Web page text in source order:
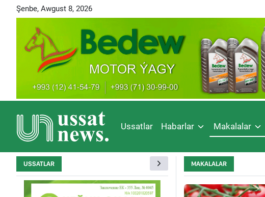
Şenbe, Awgust 8, 2026
Ussatlar Habarlar Makalalar
MAKALALAR
USSATLAR